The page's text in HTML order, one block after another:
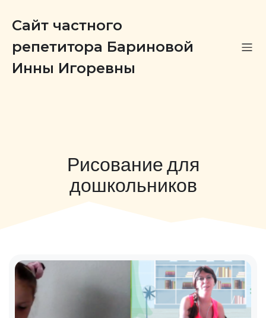
Сайт частного
репетитора Бариновой
Инны Игоревны
Рисование для
дошкольников